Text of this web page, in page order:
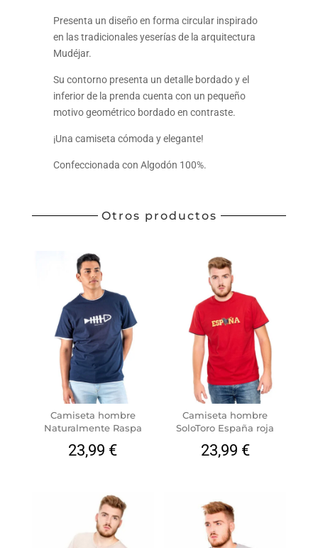
Presenta un diseño en forma circular inspirado
en las tradicionales yeserías de la arquitectura
Mudéjar.
Su contorno presenta un detalle bordado y el
inferior de la prenda cuenta con un pequeño
motivo geométrico bordado en contraste.
¡Una camiseta cómoda y elegante!
Confeccionada con Algodón 100%.
Otros productos
Camiseta hombre
Naturalmente Raspa
23,99 €
Camiseta hombre
SoloToro España roja
23,99 €